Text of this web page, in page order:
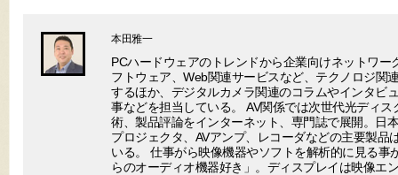
本田雅一
PCハードウェアのトレンドから企業向けネットワー
フトウェア、Web関連サービスなど、テクノロジ関
するほか、デジタルカメラ関連のコラムやインタビ
事などを担当している。 AV関係では次世代光ディ
術、製品評論をインターネット、専門誌で展開。日
プロジェクタ、AVアンプ、レコーダなどの主要製品
いる。 仕事がら映像機器やソフトを解析的に見る事
らのオーディオ機器好き」。ディスプレイは映像エ